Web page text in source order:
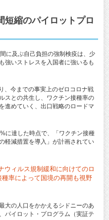
短縮のパイロットプロ
に及ぶ自己負担の強制検疫は、少
強いストレスを入国者に強いるも
、今までの事実上のゼロコロナ戦
スとの共生し、ワクチン接種率の
進めていく、出口戦略のロードマ
に達した時点で、「ワクチン接種
軽減措置を導入」が計画されてい
ウィルス規制緩和に向けてのロ
率によって国境の再開も視野
大の人口をかかえるシドニーのあ
パイロット・プログラム（実証テ